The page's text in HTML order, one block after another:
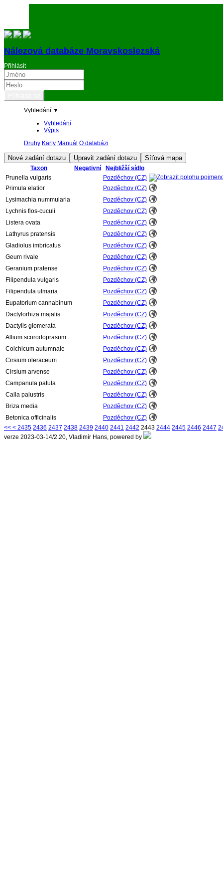
Nálezová databáze Moravskoslezská
Přihlásit
Vyhledání ▼
Vyhledání
Výpis
Druhy Karty Manuál O databázi
Taxon Negativní
Nejbližší sídlo
Prunella vulgaris
Pozděchov (CZ)
Primula elatior
Pozděchov (CZ)
Lysimachia nummularia
Pozděchov (CZ)
Lychnis flos-cuculi
Pozděchov (CZ)
Listera ovata
Pozděchov (CZ)
Lathyrus pratensis
Pozděchov (CZ)
Gladiolus imbricatus
Pozděchov (CZ)
Geum rivale
Pozděchov (CZ)
Geranium pratense
Pozděchov (CZ)
Filipendula vulgaris
Pozděchov (CZ)
Filipendula ulmaria
Pozděchov (CZ)
Eupatorium cannabinum
Pozděchov (CZ)
Dactylorhiza majalis
Pozděchov (CZ)
Dactylis glomerata
Pozděchov (CZ)
Allium scorodoprasum
Pozděchov (CZ)
Colchicum autumnale
Pozděchov (CZ)
Cirsium oleraceum
Pozděchov (CZ)
Cirsium arvense
Pozděchov (CZ)
Campanula patula
Pozděchov (CZ)
Calla palustris
Pozděchov (CZ)
Briza media
Pozděchov (CZ)
Betonica officinalis
Pozděchov (CZ)
<< < 2435 2436 2437 2438 2439 2440 2441 2442 2443 2444 2445 2446 2447
verze 2023-03-14/2.20, Vladimír Hans, powered by